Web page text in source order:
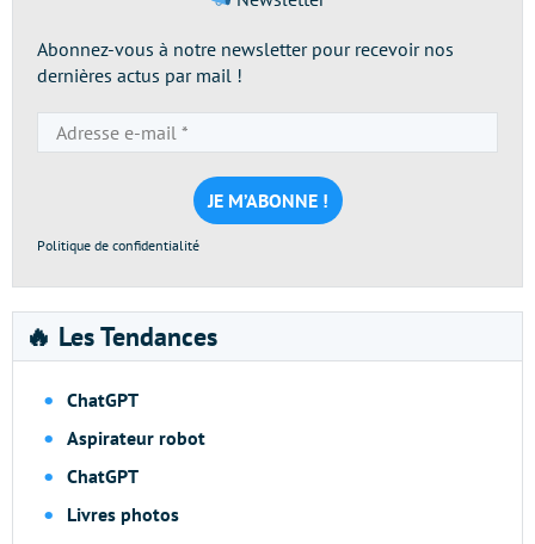
Abonnez-vous à notre newsletter pour recevoir nos
dernières actus par mail !
e-
mail
*
Politique de confidentialité
🔥 Les Tendances
ChatGPT
Aspirateur robot
ChatGPT
Livres photos